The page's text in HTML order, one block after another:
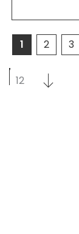
1 2 3
Sélectionnez
12